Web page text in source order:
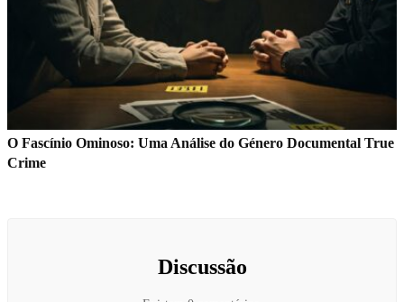
O Fascínio Ominoso: Uma Análise do Género Documental True
Crime
Discussão